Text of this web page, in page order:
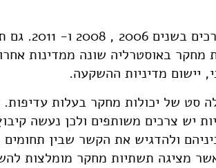
עד כה פורסמו
באוסטרליה שונה ממדינות
יישום מדיניות ההשקעה.
של אוסטרליה ב- 2006 כללה סט של יכולות מחקר
יש צרכים משותפים ולכן נעשה
ולהדגיש את הקשר שבין
מציגה תשתיות מחקר מומלצות